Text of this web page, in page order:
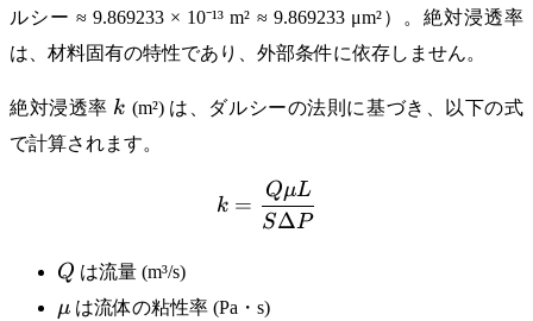
ルシー ≈ 9.869233 × 10⁻¹³ m² ≈ 9.869233 μm²）。絶対浸透率
は、材料固有の特性であり、外部条件に依存しません。
絶対浸透率 k
k (m²) は、ダルシーの法則に基づき、以下の式
で計算されます。
k = \frac{Q \mu L}{S
k =
SΔP
QμL
Q
Q は流量 (m³/s)
\mu
μ は流体の粘性率 (Pa・s)